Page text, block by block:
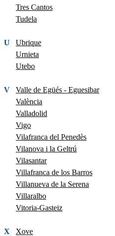
Tres Cantos
Tudela
U
Ubrique
Urnieta
Utebo
V
Valle de Egüés - Eguesibar
València
Valladolid
Vigo
Vilafranca del Penedès
Vilanova i la Geltrú
Vilasantar
Villafranca de los Barros
Villanueva de la Serena
Villaralbo
Vitoria-Gasteiz
X Xove